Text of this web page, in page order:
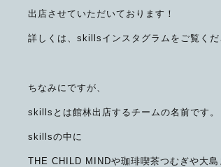
出店させていただいております！
詳しくは、skillsインスタグラムをご覧く
ちなみにですが、
skillsとは館林出店するチームの名前です。
skillsの中に
THE CHILD MINDや珈琲喫茶つむぎや大